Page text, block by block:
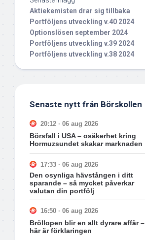
Aktiekemisten drar sig tillbaka
Portföljens utveckling v.40 2024
Optionslösen september 2024
Portföljens utveckling v.39 2024
Portföljens utveckling v.38 2024
Senaste nytt från Börskollen
20:12 · 06 aug 2026
Börsfall i USA – osäkerhet kring
Hormuzsundet skakar marknaden
17:33 · 06 aug 2026
Den osynliga hävstången i ditt
sparande – så mycket påverkar
valutan din portfölj
16:50 · 06 aug 2026
Bröllopen blir en allt dyrare affär –
här är förklaringen